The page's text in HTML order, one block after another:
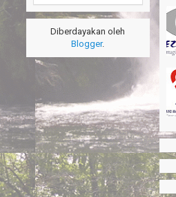
Diberdayakan oleh
Blogger.